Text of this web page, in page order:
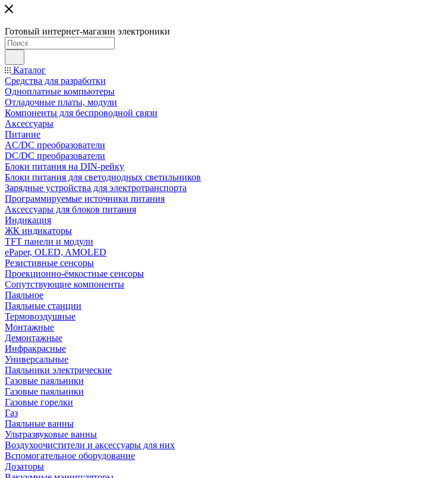
Готовый интернет-магазин электроники
Каталог
Средства для разработки
Одноплатные компьютеры
Отладочные платы, модули
Компоненты для беспроводной связи
Аксессуары
Питание
AC/DC преобразователи
DC/DC преобразователи
Блоки питания на DIN-рейку
Блоки питания для светодиодных светильников
Зарядные устройства для электротранспорта
Программируемые источники питания
Аксессуары для блоков питания
Индикация
ЖК индикаторы
TFT панели и модули
ePaper, OLED, AMOLED
Резистивные сенсоры
Проекционно-ёмкостные сенсоры
Сопутствующие компоненты
Паяльное
Паяльные станции
Термовоздушные
Монтажные
Демонтажные
Инфракрасные
Универсальные
Паяльники электрические
Газовые паяльники
Газовые паяльники
Газовые горелки
Газ
Паяльные ванны
Ультразвуковые ванны
Воздухоочистители и аксессуары для них
Вспомогательное оборудование
Дозаторы